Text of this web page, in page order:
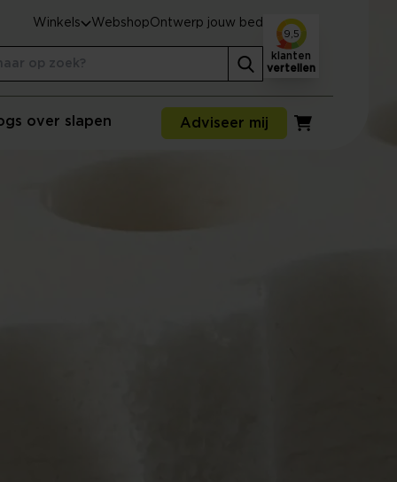
over slapen Adviseer mij
Winkelwagen
Winkels WebshopOntwerp jouw bed
9,5
klanten
vertellen